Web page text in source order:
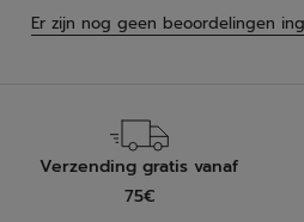
Verzending gratis vanaf
75€